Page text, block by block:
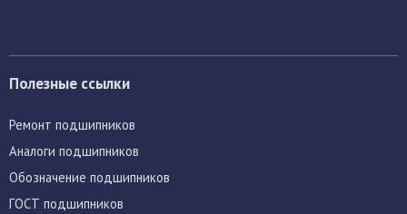
Полезные ссылки
Ремонт подшипников
Аналоги подшипников
Обозначение подшипников
ГОСТ подшипников